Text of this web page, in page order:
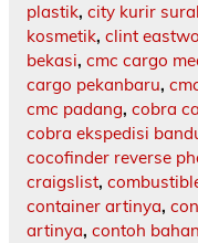
plastik, city kurir
kosmetik, clint
bekasi, cmc cargo
cargo pekanbaru,
cmc padang, cobra
cobra ekspedisi
cocofinder reverse
craigslist,
container artinya,
artinya, contoh